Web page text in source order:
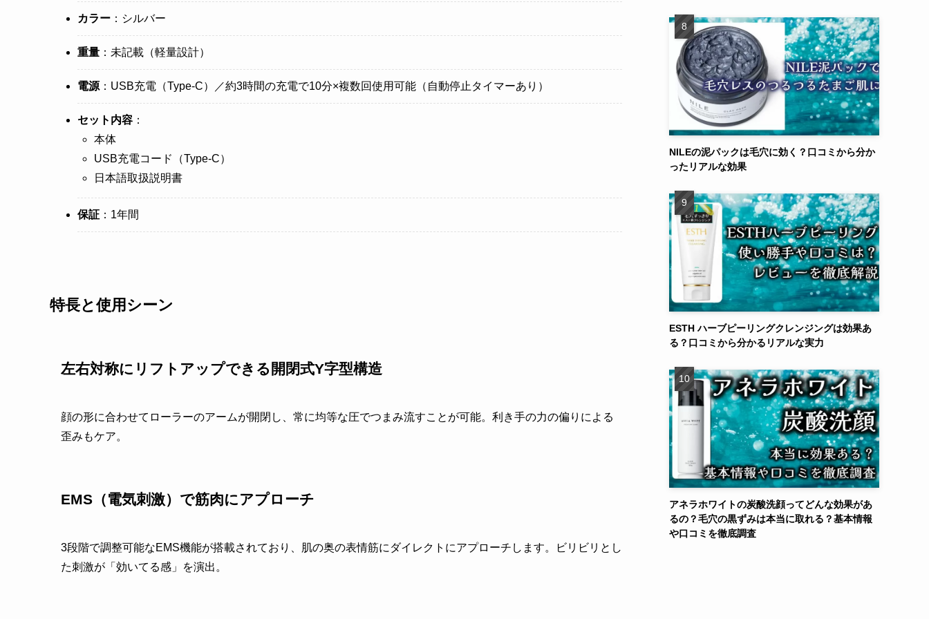
カラー ：シルバー
重量 ：未記載（軽量設計）
電源 ：USB充電（Type-C）／約3時間の充電で10分×複数回使用可能（自動停止タイマーあり）
セット内容 ：
本体
USB充電コード（Type-C）
日本語取扱説明書
保証 ：1年間
特長と使用シーン
左右対称にリフトアップできる開閉式Y字型構造
顔の形に合わせてローラーのアームが開閉し、常に均等な圧でつまみ流すことが可能。利き手の力の偏りによる
歪みもケア。
EMS（電気刺激）で筋肉にアプローチ
3段階で調整可能なEMS機能が搭載されており、肌の奥の表情筋にダイレクトにアプローチします。ビリビリとし
た刺激が「効いてる感」を演出。
NILEの泥パックは毛穴に効く？口コミから分か
ったリアルな効果
ESTH ハーブピーリングクレンジングは効果あ
る？口コミから分かるリアルな実力
アネラホワイトの炭酸洗顔ってどんな効果があ
るの？毛穴の黒ずみは本当に取れる？基本情報
や口コミを徹底調査